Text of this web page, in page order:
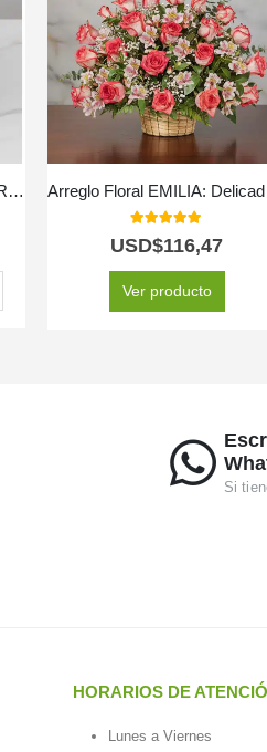
Arreglo Floral Francesca: 21 Rosas en Elegante Cilindro 🤍
5.00out of 5
USD$116,47
Ver producto
Si
HORARIOS DE
Lunes a Viernes